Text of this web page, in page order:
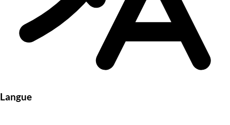
Langue